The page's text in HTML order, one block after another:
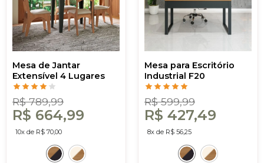
Mesa de Jantar
Extensível 4 Lugares
Nature Freijó/Preto -
Dalla Costa
R$ 789,99
R$ 664,99
10x de R$ 70,00
Mesa para Escritório
Industrial F20
Freijó/Preto - Dalla
Costa
R$ 599,99
R$ 427,49
8x de R$ 56,25